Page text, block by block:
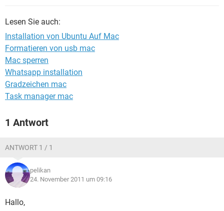
Lesen Sie auch:
Installation von Ubuntu Auf Mac
Formatieren von usb mac
Mac sperren
Whatsapp installation
Gradzeichen mac
Task manager mac
1 Antwort
ANTWORT 1 / 1
pelikan
24. November 2011 um 09:16
Hallo,